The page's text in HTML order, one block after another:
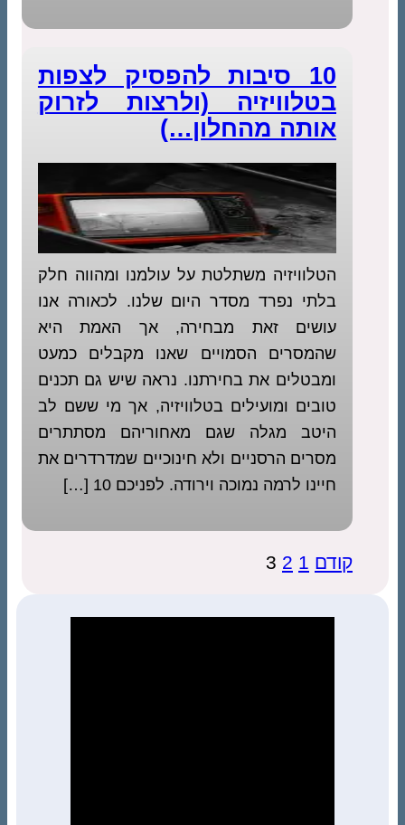
10 סיבות להפסיק לצפות
בטלוויזיה (ולרצות לזרוק
אותה מהחלון…)
הטלוויזיה משתלטת על עולמנו ומהווה חלק
בלתי נפרד מסדר היום שלנו. לכאורה אנו
עושים זאת מבחירה, אך האמת היא
שהמסרים הסמויים שאנו מקבלים כמעט
ומבטלים את בחירתנו. נראה שיש גם תכנים
טובים ומועילים בטלוויזיה, אך מי ששם לב
היטב מגלה שגם מאחוריהם מסתתרים
מסרים הרסניים ולא חינוכיים שמדרדרים את
חיינו לרמה נמוכה וירודה. לפניכם 10 […]
Posts
קודם 1
2
3